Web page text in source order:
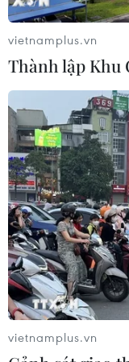
vietnamplus.vn
Thành lập Khu
vietnamplus.vn